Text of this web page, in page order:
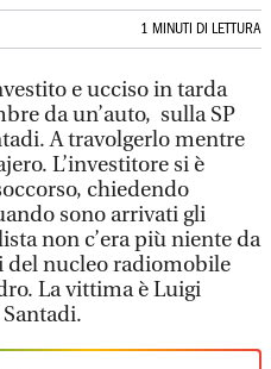
1 MINUTI DI LETTURA
e ucciso in tarda
da un’auto, sulla SP
A travolgerlo mentre
L’investitore si è
chiedendo
sono arrivati gli
non c’era più niente da
del nucleo radiomobile
La vittima è Luigi